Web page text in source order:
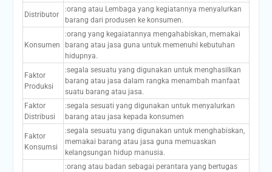
Distributor
:orang atau Lembaga yang kegiatannya menyalurkan
barang dari produsen ke konsumen.
Konsumen
:orang yang kegaiatannya mengahabiskan, memakai
barang atau jasa guna untuk memenuhi kebutuhan
hidupnya.
Faktor
Produksi
:segala sesuatu yang digunakan untuk menghasilkan
barang atau jasa dalam rangka menambah manfaat
suatu barang atau jasa.
Faktor
Distribusi
:segala sesuati yang digunakan untuk menyalurkan
barang atau jasa kepada konsumen
Faktor
Konsumsi
:segala sesuatu yang digunakan untuk menghabiskan,
memakai barang atau jasa guna memuaskan
kelangsungan hidup manusia.
:orang atau badan sebagai perantara yang bertugas